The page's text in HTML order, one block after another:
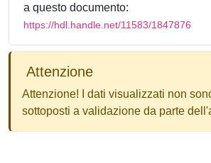
a questo documento:
https://hdl.handle.net/11583/1847876
Attenzione
Attenzione! I dati visualizzati non
sottoposti a validazione da parte